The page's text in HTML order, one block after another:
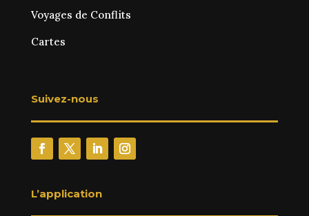
Voyages de Conflits
Cartes
Suivez-nous
L’application